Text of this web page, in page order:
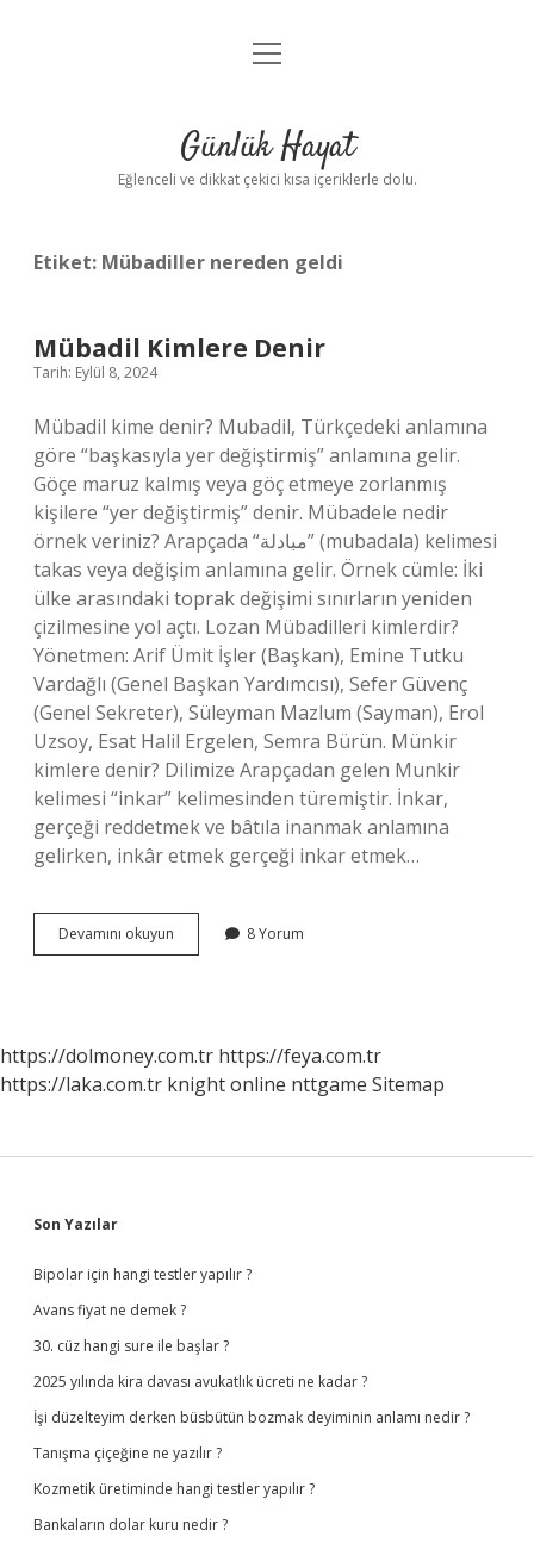
Anasayfa
Yasal Uyarı
menüyü
Günlük Hayat
Eğlenceli ve dikkat çekici kısa içeriklerle dolu.
Etiket: Mübadiller nereden geldi
Mübadil Kimlere Denir
Tarih: Eylül 8, 2024
Mübadil kime denir? Mubadil, Türkçedeki anlamına
göre “başkasıyla yer değiştirmiş” anlamına gelir.
Göçe maruz kalmış veya göç etmeye zorlanmış
kişilere “yer değiştirmiş” denir. Mübadele nedir
örnek veriniz? Arapçada “مبادلة” (mubadala) kelimesi
takas veya değişim anlamına gelir. Örnek cümle: İki
ülke arasındaki toprak değişimi sınırların yeniden
çizilmesine yol açtı. Lozan Mübadilleri kimlerdir?
Yönetmen: Arif Ümit İşler (Başkan), Emine Tutku
Vardağlı (Genel Başkan Yardımcısı), Sefer Güvenç
(Genel Sekreter), Süleyman Mazlum (Sayman), Erol
Uzsoy, Esat Halil Ergelen, Semra Bürün. Münkir
kimlere denir? Dilimize Arapçadan gelen Munkir
kelimesi “inkar” kelimesinden türemiştir. İnkar,
gerçeği reddetmek ve bâtıla inanmak anlamına
gelirken, inkâr etmek gerçeği inkar etmek…
Devamını okuyun Mübadil
Kimlere
8 Yorum
https://dolmoney.com.tr https://feya.com.tr
https://laka.com.tr knight online nttgame Sitemap
Sidebar
Son Yazılar
Bipolar için hangi testler yapılır ?
Avans fiyat ne demek ?
30. cüz hangi sure ile başlar ?
2025 yılında kira davası avukatlık ücreti ne kadar ?
İşi düzelteyim derken büsbütün bozmak deyiminin anlamı nedir ?
Tanışma çiçeğine ne yazılır ?
Kozmetik üretiminde hangi testler yapılır ?
Bankaların dolar kuru nedir ?